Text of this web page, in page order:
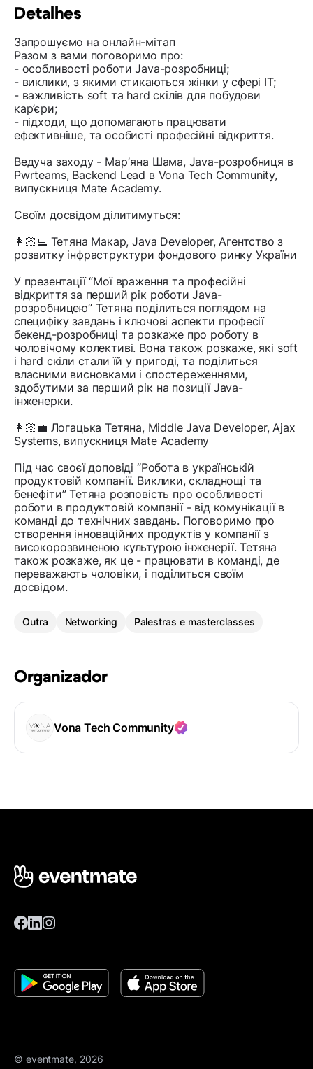
Detalhes
Запрошуємо на онлайн-мітап
Разом з вами поговоримо про:
- особливості роботи Java-розробниці;
- виклики, з якими стикаються жінки у сфері IT;
- важливість soft та hard скілів для побудови
кар’єри;
- підходи, що допомагають працювати
ефективніше, та особисті професійні відкриття.
Ведуча заходу - Марʼяна Шама, Java-розробниця в
Pwrteams, Backend Lead в Vona Tech Community,
випускниця Mate Academy.
Своїм досвідом ділитимуться:
👩🏻‍💻 Тетяна Макар, Java Developer, Агентство з
розвитку інфраструктури фондового ринку України
У презентації “Мої враження та професійні
відкриття за перший рік роботи Java-
розробницею” Тетяна поділиться поглядом на
специфіку завдань і ключові аспекти професії
бекенд-розробниці та розкаже про роботу в
чоловічому колективі. Вона також розкаже, які soft
і hard скіли стали їй у пригоді, та поділиться
власними висновками і спостереженнями,
здобутими за перший рік на позиції Java-
інженерки.
👩🏻‍💼 Логацька Тетяна, Middle Java Developer, Ajax
Systems, випускниця Mate Academy
Під час своєї доповіді “Робота в українській
продуктовій компанії. Виклики, складнощі та
бенефіти” Тетяна розповість про особливості
роботи в продуктовій компанії - від комунікації в
команді до технічних завдань. Поговоримо про
створення інноваційних продуктів у компанії з
високорозвиненою культурою інженерії. Тетяна
також розкаже, як це - працювати в команді, де
переважають чоловіки, і поділиться своїм
досвідом.
Outra Networking Palestras e masterclasses
Organizador
Vona Tech Community
© eventmate, 2026